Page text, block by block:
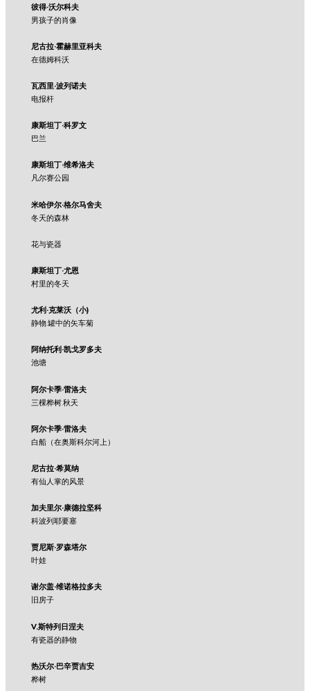
彼得·沃尔科夫
男孩子的肖像
尼古拉·霍赫里亚科夫
在德姆科沃
瓦西里·波列诺夫
电报杆
康斯坦丁·科罗文
巴兰
康斯坦丁·维希洛夫
凡尔赛公园
米哈伊尔·格尔马舍夫
冬天的森林
花与瓷器
康斯坦丁·尤恩
村里的冬天
尤利·克莱沃（小)
静物.罐中的矢车菊
阿纳托利·凯戈罗多夫
池塘
阿尔卡季·雷洛夫
三棵桦树.秋天
阿尔卡季·雷洛夫
白船（在奥斯科尔河上）
尼古拉·希莫纳
有仙人掌的风景
加夫里尔·康德拉坚科
科波列耶要塞
贾尼斯·罗森塔尔
叶娃
谢尔盖·维诺格拉多夫
旧房子
V.斯特列日涅夫
有瓷器的静物
热沃尔·巴辛贾吉安
桦树